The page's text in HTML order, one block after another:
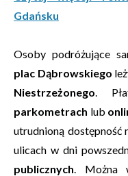
Gdańsku
Osoby podróżujące
plac Dąbrowskiego
Niestrzeżonego.
parkometrach lub
utrudnioną dostępność
ulicach w dni
publicznych. Można